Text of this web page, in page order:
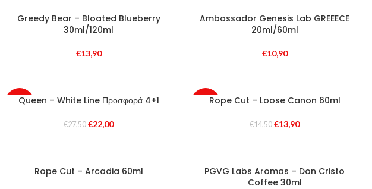
Greedy Bear – Bloated Blueberry
30ml/120ml
€13,90
Ambassador Genesis Lab GREEECE
20ml/60ml
€10,90
-20%
Queen – White Line Προσφορά 4+1
€27,50 €22,00
-4%Rope Cut – Loose Canon 60ml
€14,50 €13,90
Rope Cut – Arcadia 60ml
PGVG Labs Aromas – Don Cristo
Coffee 30ml